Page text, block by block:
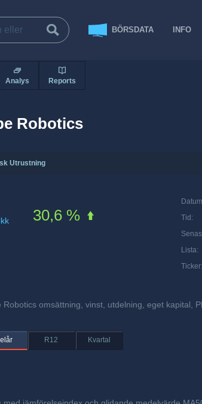
BÖRSDATA INFO
Analys Reports
Robotics
Utrustning
30,6 %
Datum
Tid :
Lista:
Ticker:
omsättning, vinst, utdelning, eget kapital,
R12 Kvartal